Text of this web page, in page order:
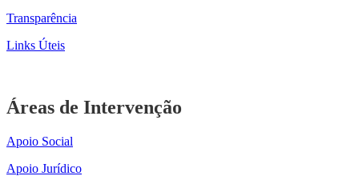
Transparência
Links Úteis
Áreas de Intervenção
Apoio Social
Apoio Jurídico